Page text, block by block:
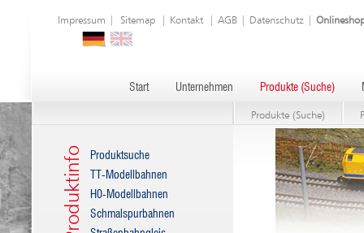
Impressum Sitemap Kontakt AGB Datenschutz
Start Unternehmen Produkte (Suche)
Produkte (Suche)
Produktinfo
Produktsuche
TT-Modellbahnen
H0-Modellbahnen
Schmalspurbahnen